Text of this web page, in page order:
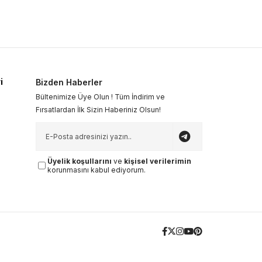
Bizden Haberler
Bültenimize Üye Olun ! Tüm İndirim ve
Fırsatlardan İlk Sizin Haberiniz Olsun!
Üyelik koşullarını ve kişisel verilerimin
korunmasını kabul ediyorum.